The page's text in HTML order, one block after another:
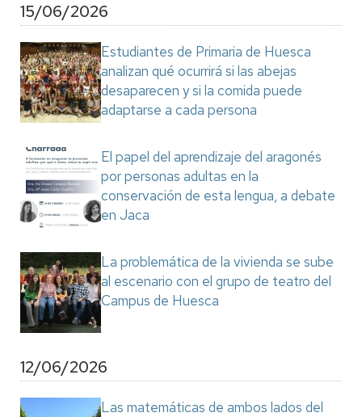
15/06/2026
Estudiantes de Primaria de Huesca
analizan qué ocurrirá si las abejas
desaparecen y si la comida puede
adaptarse a cada persona
El papel del aprendizaje del aragonés
por personas adultas en la
conservación de esta lengua, a debate
en Jaca
La problemática de la vivienda se sube
al escenario con el grupo de teatro del
Campus de Huesca
12/06/2026
Las matemáticas de ambos lados del